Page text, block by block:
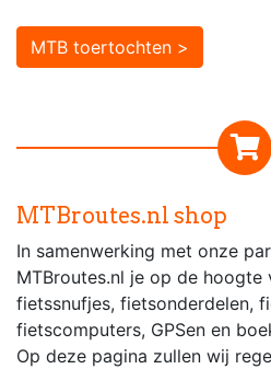
MTB toertochten >
MTBroutes.nl shop
In samenwerking met onze
MTBroutes.nl je op de hoogte
fietssnufjes, fietsonderdelen,
fietscomputers, GPSen en
Op deze pagina zullen wij